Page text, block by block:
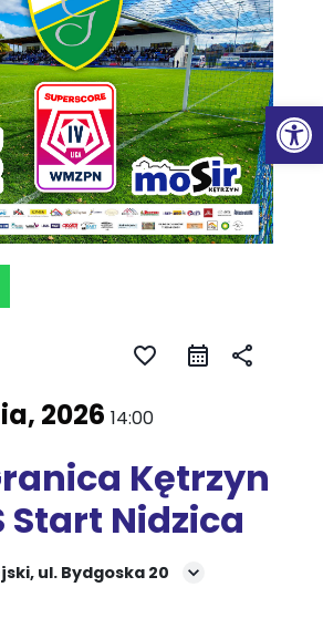
favorite_border share
2026 14:00
Kętrzyn
Start Nidzica
ul. Bydgoska 20